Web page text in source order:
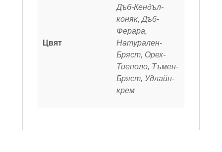
Цвят
Дъб-Кендъл-
коняк, Дъб-
Ферара,
Натурален-
Бряст, Орех-
Тиеполо, Тъмен-
Бряст, Удлайн-
крем